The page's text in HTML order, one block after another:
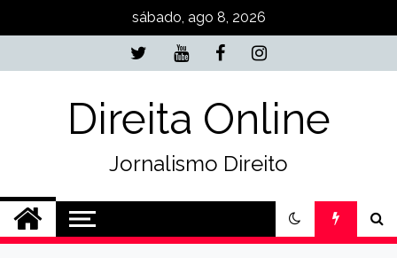
sábado, ago 8, 2026
Direita Online
Jornalismo Direito